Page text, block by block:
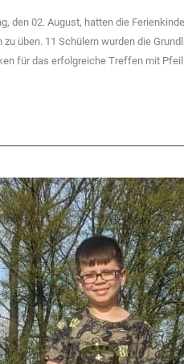
den 02. August, hatten die
üben. 11 Schülern wurden die
für das erfolgreiche Treffen mit